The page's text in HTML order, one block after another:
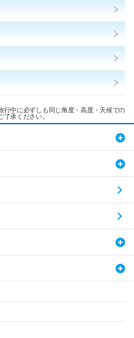
中に必ずしも同じ角度・高度・天候での
承ください。